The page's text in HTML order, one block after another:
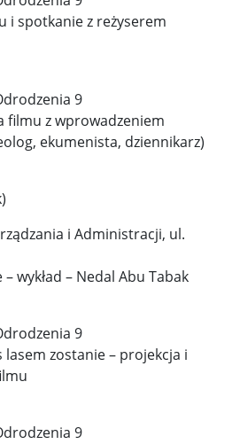
i spotkanie z reżyserem
9
filmu z wprowadzeniem
ekumenista, dziennikarz)
i Administracji, ul.
wykład – Nedal Abu Tabak
9
lasem zostanie – projekcja i
9